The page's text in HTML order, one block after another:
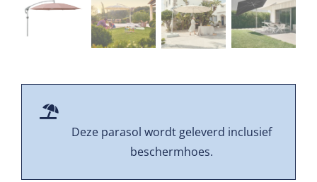
Beschermhoezen
Verlichting
Glatz Vita CollectieDeze parasol wordt geleverd inclusief
beschermhoes.